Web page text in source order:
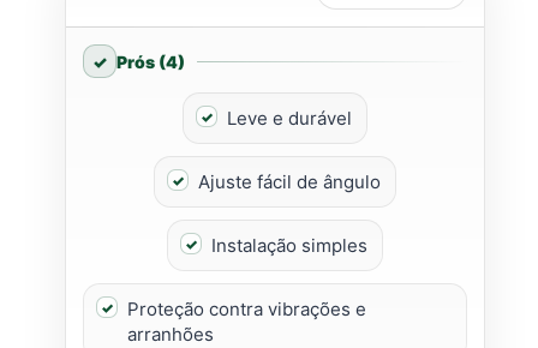
Prós (4)
Leve e durável
Ajuste fácil de ângulo
Instalação simples
Proteção contra vibrações e
arranhões